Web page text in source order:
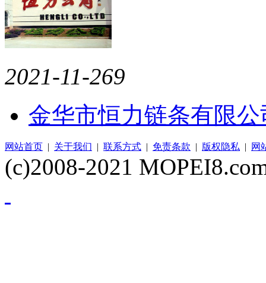
2021-11-269
金华市恒力链条有限公
网站首页 | 关于我们 | 联系方式 | 免责条款 | 版权隐私 | 网
(c)2008-2021